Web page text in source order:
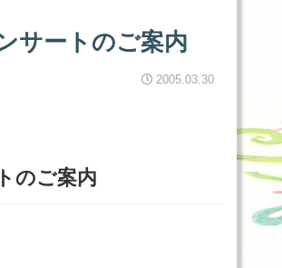
サートのご案内
2005.03.30
のご案内